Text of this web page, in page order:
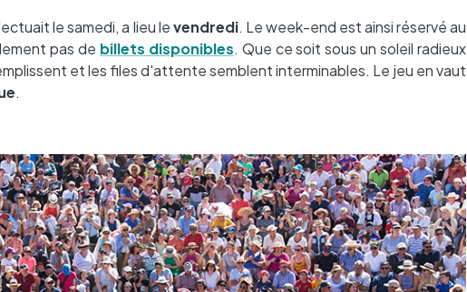
le samedi, a lieu levendredi. Le week-end est ainsi réservé au
pas de billets disponibles. Que ce soit sous un soleil radieux
et les files d'attente semblent interminables. Le jeu en vaut
.